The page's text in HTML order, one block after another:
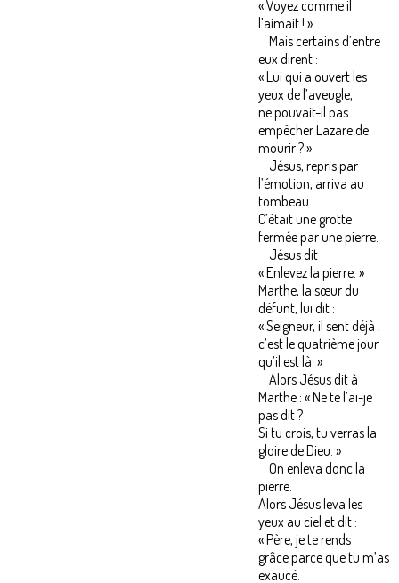
« Voyez comme il
l’aimait ! »
Mais certains d’entre
eux dirent :
« Lui qui a ouvert les
yeux de l’aveugle,
ne pouvait-il pas
empêcher Lazare de
mourir ? »
Jésus, repris par
l’émotion, arriva au
tombeau.
C’était une grotte
fermée par une pierre.
Jésus dit :
« Enlevez la pierre. »
Marthe, la sœur du
défunt, lui dit :
« Seigneur, il sent déjà ;
c’est le quatrième jour
qu’il est là. »
Alors Jésus dit à
Marthe : « Ne te l’ai-je
pas dit ?
Si tu crois, tu verras la
gloire de Dieu. »
On enleva donc la
pierre.
Alors Jésus leva les
yeux au ciel et dit :
« Père, je te rends
grâce parce que tu m’as
exaucé.